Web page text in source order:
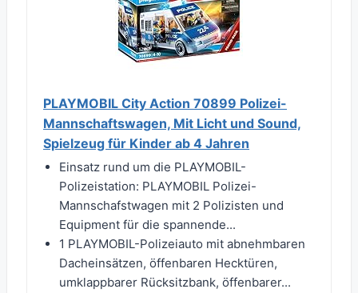
PLAYMOBIL City Action 70899 Polizei-
Mannschaftswagen, Mit Licht und Sound,
Spielzeug für Kinder ab 4 Jahren
Einsatz rund um die PLAYMOBIL-
Polizeistation: PLAYMOBIL Polizei-
Mannschafstwagen mit 2 Polizisten und
Equipment für die spannende...
1 PLAYMOBIL-Polizeiauto mit abnehmbaren
Dacheinsätzen, öffenbaren Hecktüren,
umklappbarer Rücksitzbank, öffenbarer...